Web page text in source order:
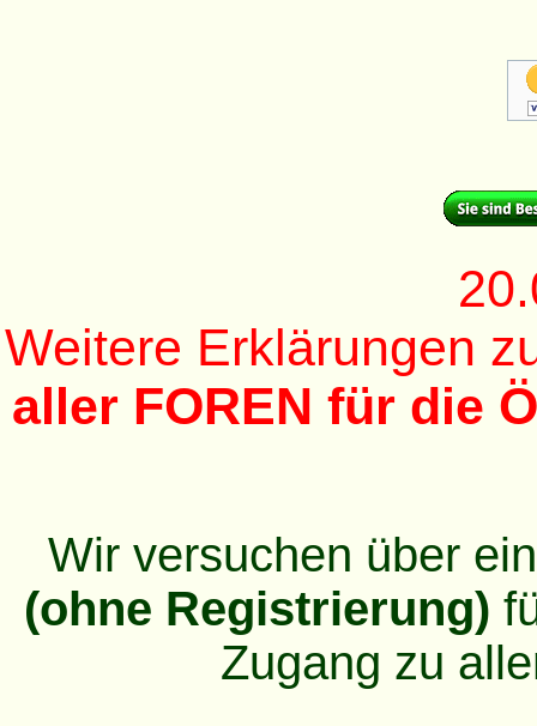
Weitere Erklärungen
aller FOREN für die
Wir versuchen über
(ohne Registrierung)
Zugang zu